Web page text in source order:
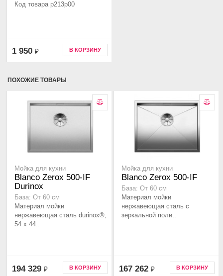
Код товара p213p00
1 950 ₽ В КОРЗИНУ
ПОХОЖИЕ ТОВАРЫ
Мойка для кухни
Blanco Zerox 500-IF
Durinox
База: От 60 см
Материал мойки
нержавеющая сталь durinox®,
54 x 44..
194 329 ₽ В КОРЗИНУ
Мойка для кухни
Blanco Zerox 500-IF
База: От 60 см
Материал мойки
нержавеющая сталь с
зеркальной поли..
167 262 ₽ В КОРЗИНУ